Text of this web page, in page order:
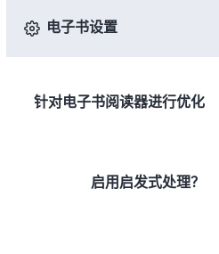
电子书设置
针对电子书阅读器进行优化
启用启发式处理？